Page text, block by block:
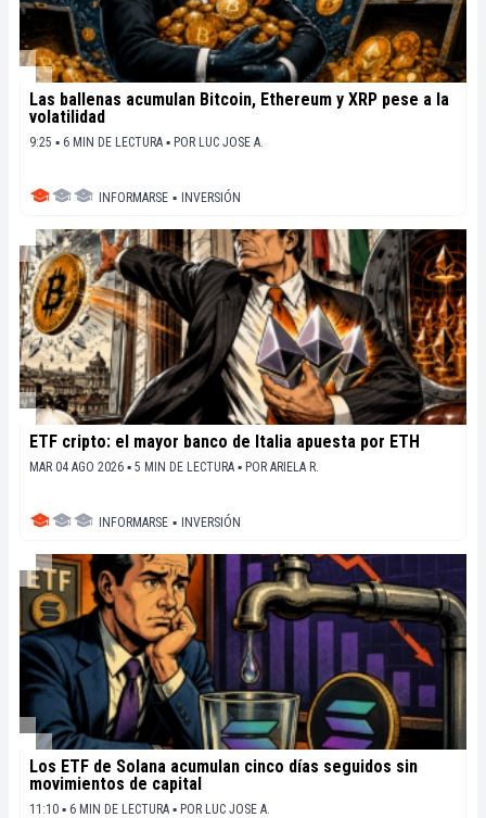
Las ballenas acumulan Bitcoin, Ethereum y XRP pese a la
volatilidad
9:25 ▪ 6 MIN DE LECTURA ▪ POR LUC JOSE A.
INFORMARSE ▪ INVERSIÓN
ETF cripto: el mayor banco de Italia apuesta por ETH
MAR 04 AGO 2026 ▪ 5 MIN DE LECTURA ▪ POR ARIELA R.
INFORMARSE ▪ INVERSIÓN
Los ETF de Solana acumulan cinco días seguidos sin
movimientos de capital
11:10 ▪ 6 MIN DE LECTURA ▪ POR LUC JOSE A.